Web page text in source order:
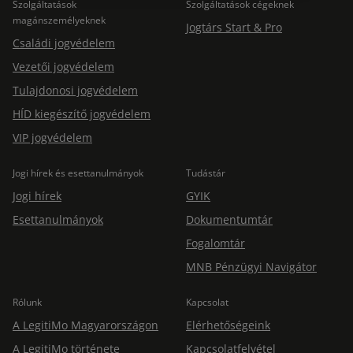
Szolgáltatások
magánszemélyeknek
Családi jogvédelem
Vezetői jogvédelem
Tulajdonosi jogvédelem
HÍD kiegészítő jogvédelem
VIP jogvédelem
Szolgáltatások cégeknek
Jogtárs Start & Pro
Jogi hírek és esettanulmányok
Jogi hírek
Esettanulmányok
Tudástár
GYIK
Dokumentumtár
Fogalomtár
MNB Pénzügyi Navigátor
Rólunk
A LegitiMo Magyarországon
A LegitiMo története
Kapcsolat
Elérhetőségeink
Kapcsolatfelvétel